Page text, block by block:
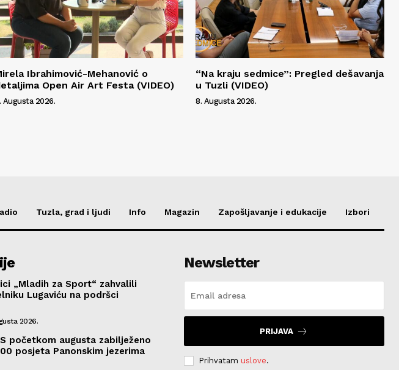
Ibrahimović-Mehanović o
Open Air Art Festa (VIDEO)
Augusta 2026.
“Na kraju sedmice”: Pregled dešavanja
u Tuzli (VIDEO)
8. Augusta 2026.
Tuzla, grad i ljudi Info Magazin Zapošljavanje i edukacije Izbori
„Mladih za Sport“ zahvalili
Lugaviću na podršci
2026.
početkom augusta zabilježeno
posjeta Panonskim jezerima
Newsletter
PRIJAVA
Prihvatam uslove.